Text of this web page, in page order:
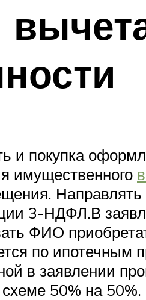
и покупка
имущественного
3-НДФЛ.В
ФИО
по ипотечным
в заявлении
50% на 50%.